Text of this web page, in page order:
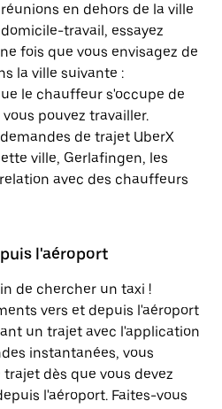
en dehors de la ville
travail, essayez
fois que vous envisagez de
la ville suivante :
le chauffeur s'occupe de
pouvez travailler.
de trajet UberX
ville, Gerlafingen, les
avec des chauffeurs
l'aéroport
de chercher un taxi !
vers et depuis l'aéroport
un trajet avec l'application
instantanées, vous
dès que vous devez
l'aéroport. Faites-vous